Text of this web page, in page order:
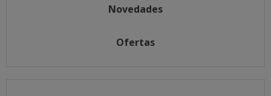
Novedades
Ofertas